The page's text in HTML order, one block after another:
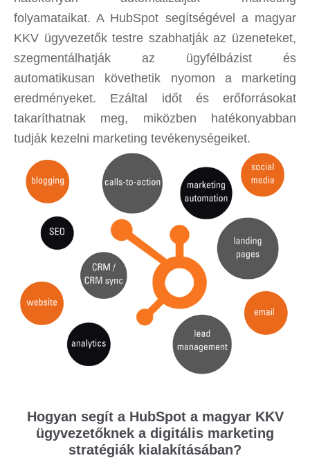
folyamataikat. A HubSpot segítségével a magyar
KKV ügyvezetők testre szabhatják az üzeneteket,
szegmentálhatják az ügyfélbázist és
automatikusan követhetik nyomon a marketing
eredményeket. Ezáltal időt és erőforrásokat
takaríthatnak meg, miközben hatékonyabban
tudják kezelni marketing tevékenységeiket.
Hogyan segít a HubSpot a magyar KKV
ügyvezetőknek a digitális marketing
stratégiák kialakításában?